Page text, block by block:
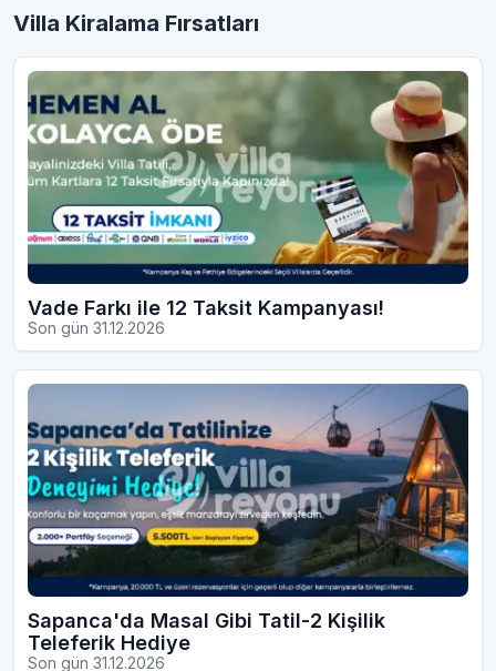
Villa Kiralama Fırsatları
Vade Farkı ile 12 Taksit Kampanyası!
Son gün 31.12.2026
Sapanca'da Masal Gibi Tatil-2 Kişilik
Teleferik Hediye
Son gün 31.12.2026